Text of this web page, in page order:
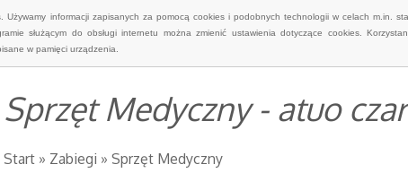
Używamy informacji zapisanych za pomocą cookies i podobnych technologii w celach m.in.
służącym do obsługi internetu można zmienić ustawienia dotyczące cookies.
w pamięci urządzenia.
Sprzęt Medyczny - atuo czar
Start » Zabiegi » Sprzęt Medyczny